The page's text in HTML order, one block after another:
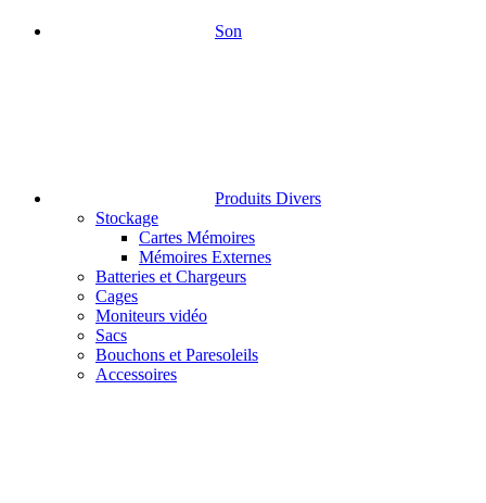
Son
Produits Divers
Stockage
Cartes Mémoires
Mémoires Externes
Batteries et Chargeurs
Cages
Moniteurs vidéo
Sacs
Bouchons et Paresoleils
Accessoires